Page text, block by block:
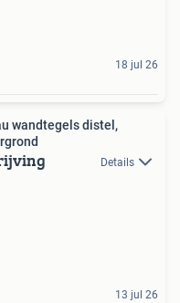
18 jul 26
wandtegels distel,
Details
13 jul 26